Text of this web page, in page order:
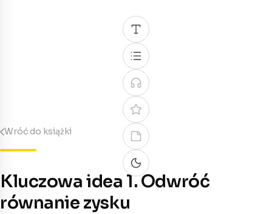
Wróć do książki
Kluczowa idea 1. Odwróć
równanie zysku